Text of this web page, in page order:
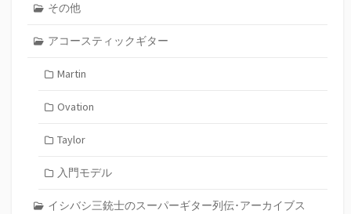
その他
アコースティックギター
Martin
Ovation
Taylor
入門モデル
イシバシ三銃士のスーパーギター列伝･アーカイブス